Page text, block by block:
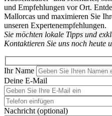
und Empfehlungen vor Ort.
Mallorcas und maximieren Sie
unseren Expertenempfehlungen.
Sie möchten lokale Tipps und
Kontaktieren Sie uns noch heute
Ihr Name
Deine E-Mail
Nachricht (optional)